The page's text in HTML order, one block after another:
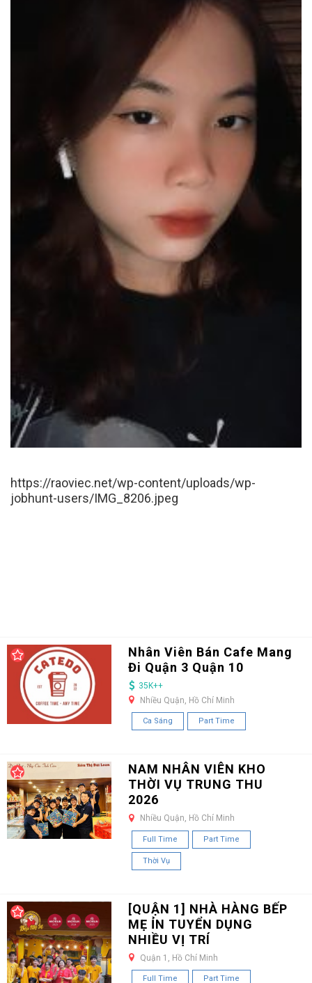
https://raoviec.net/wp-content/uploads/wp-
jobhunt-users/IMG_8206.jpeg
Nhân Viên Bán Cafe Mang
Đi Quận 3 Quận 10
35K++
Nhiều Quận, Hồ Chí Minh
Ca Sáng Part Time
NAM NHÂN VIÊN KHO
THỜI VỤ TRUNG THU
2026
Nhiều Quận, Hồ Chí Minh
Full Time Part Time
Thời Vụ
[QUẬN 1] NHÀ HÀNG BẾP
MẸ ỈN TUYỂN DỤNG
NHIỀU VỊ TRÍ
Quận 1, Hồ Chí Minh
Full Time Part Time